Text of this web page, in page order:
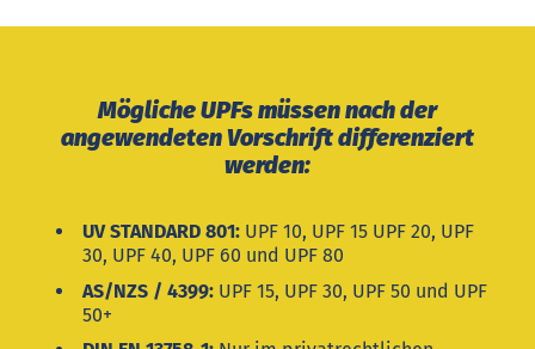
Mögliche UPFs müssen nach der
angewendeten Vorschrift differenziert
werden:
UV STANDARD 801:UPF 10, UPF 15 UPF 20, UPF
30, UPF 40, UPF 60 und UPF 80
AS/NZS / 4399: UPF 15, UPF 30, UPF 50 und UPF
50+